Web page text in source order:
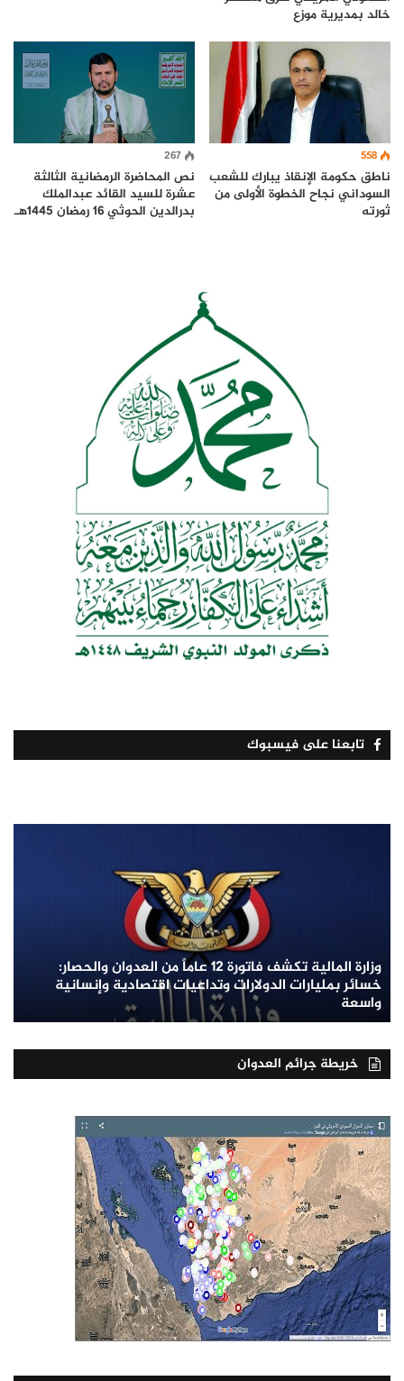
خالد بمديرية موزع
558
ناطق حكومة الإنقاذ يبارك للشعب
السوداني نجاح الخطوة الأولى من
ثورته
267
نص المحاضرة الرمضانية الثالثة
عشرة للسيد القائد عبدالملك
بدرالدين الحوثي 16 رمضان 1445هـ
تابعنا على فيسبوك
وزارة المالية تكشف فاتورة 12 عاماً من العدوان والحصار:
خسائر بمليارات الدولارات وتداعيات اقتصادية وإنسانية
واسعة
خريطة جرائم العدوان